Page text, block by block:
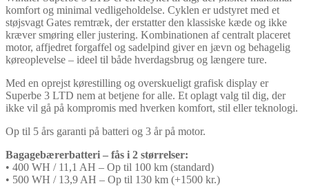
komfort og minimal vedligeholdelse. Cyklen er udstyret med et
støjsvagt Gates remtræk, der erstatter den klassiske kæde og ikke
kræver smøring eller justering. Kombinationen af centralt placeret
motor, affjedret forgaffel og sadelpind giver en jævn og behagelig
køreoplevelse – ideel til både hverdagsbrug og længere ture.
Med en oprejst kørestilling og overskueligt grafisk display er
Superbe 3 LTD nem at betjene for alle. Et oplagt valg til dig, der
ikke vil gå på kompromis med hverken komfort, stil eller teknologi.
Op til 5 års garanti på batteri og 3 år på motor.
Bagagebærerbatteri – fås i 2 størrelser:
• 400 WH / 11,1 AH – Op til 100 km (standard)
• 500 WH / 13,9 AH – Op til 130 km (+1500 kr.)